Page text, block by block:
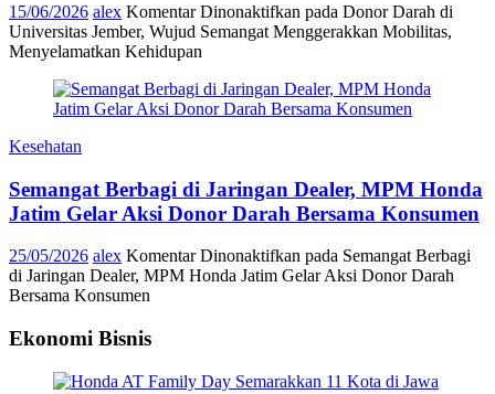
15/06/2026 alex Komentar Dinonaktifkan pada Donor Darah di
Universitas Jember, Wujud Semangat Menggerakkan Mobilitas,
Menyelamatkan Kehidupan
Kesehatan
Semangat Berbagi di Jaringan Dealer, MPM Honda
Jatim Gelar Aksi Donor Darah Bersama Konsumen
25/05/2026 alex Komentar Dinonaktifkan pada Semangat Berbagi
di Jaringan Dealer, MPM Honda Jatim Gelar Aksi Donor Darah
Bersama Konsumen
Ekonomi Bisnis